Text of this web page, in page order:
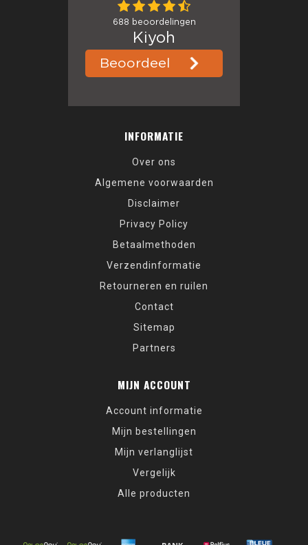
INFORMATIE
Over ons
Algemene voorwaarden
Disclaimer
Privacy Policy
Betaalmethoden
Verzendinformatie
Retourneren en ruilen
Contact
Sitemap
Partners
MIJN ACCOUNT
Account informatie
Mijn bestellingen
Mijn verlanglijst
Vergelijk
Alle producten